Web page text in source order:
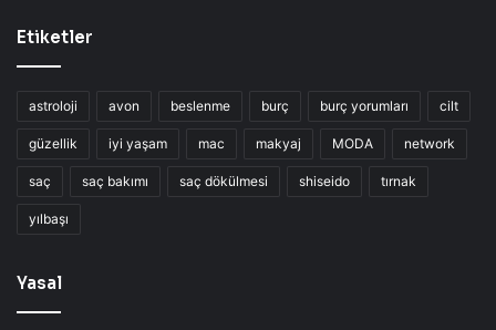
Etiketler
astroloji avon beslenme burç burç yorumları cilt
güzellik iyi yaşam mac makyaj MODA network
saç saç bakımı saç dökülmesi shiseido tırnak
yılbaşı
Yasal